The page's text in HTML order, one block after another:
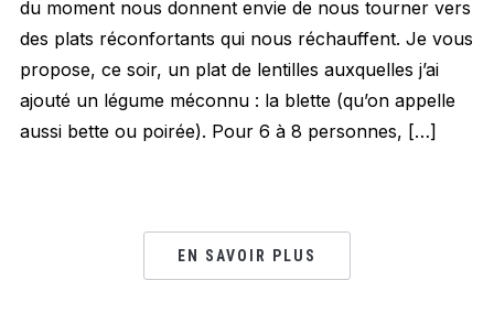
du moment nous donnent envie de nous tourner vers
des plats réconfortants qui nous réchauffent. Je vous
propose, ce soir, un plat de lentilles auxquelles j’ai
ajouté un légume méconnu : la blette (qu’on appelle
aussi bette ou poirée). Pour 6 à 8 personnes, […]
EN SAVOIR PLUS